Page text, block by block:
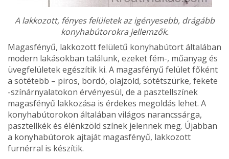
A lakkozott, fényes felületek az igényesebb, drágább
konyhabútorokra jellemzők.
Magasfényű, lakkozott felületű konyhabútort általában
modern lakásokban találunk, eze­ket fém-, műanyag és
üvegfelületek egészí­tik ki. A magasfényű felület főként
a sötétebb – piros, bordó, olajzöld, sötétszürke, fekete
-színárnyalatokon érvényesül, de a pasztell­színek
magasfényű lakkozása is érdekes megoldás lehet. A
konyhabútorokon általá­ban világos narancssárga,
pasztellkék és élénkzöld színek jelennek meg. Újabban
a konyhabútorok ajtaját magasfényű, lakkozott
furnérral is készítik.